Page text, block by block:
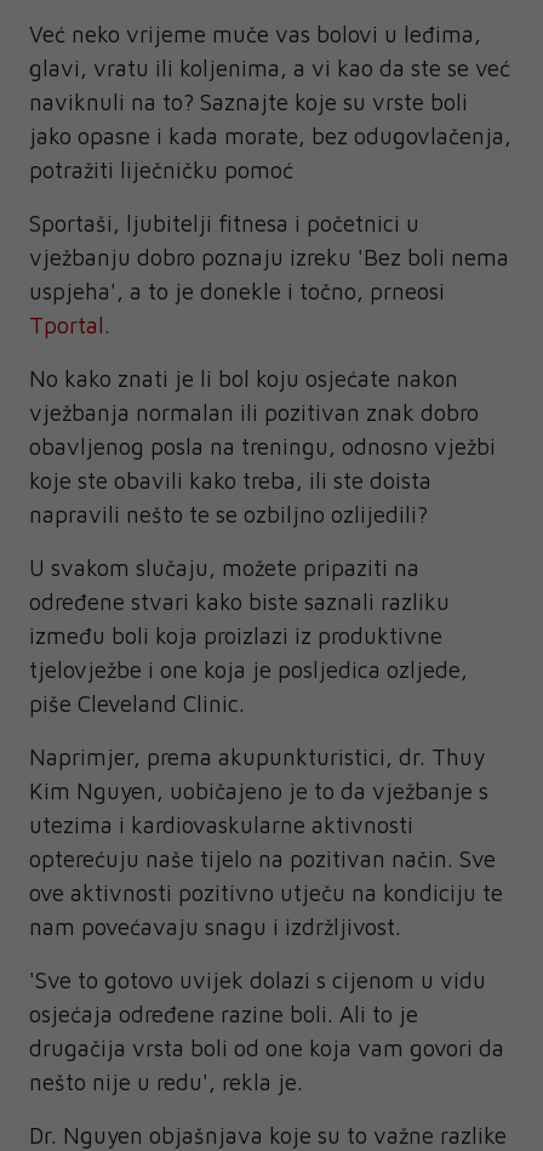
Već neko vrijeme muče vas bolovi u leđima,
glavi, vratu ili koljenima, a vi kao da ste se već
naviknuli na to? Saznajte koje su vrste boli
jako opasne i kada morate, bez odugovlačenja,
potražiti liječničku pomoć
Sportaši, ljubitelji fitnesa i početnici u
vježbanju dobro poznaju izreku 'Bez boli nema
uspjeha', a to je donekle i točno, prneosi
Tportal.
No kako znati je li bol koju osjećate nakon
vježbanja normalan ili pozitivan znak dobro
obavljenog posla na treningu, odnosno vježbi
koje ste obavili kako treba, ili ste doista
napravili nešto te se ozbiljno ozlijedili?
U svakom slučaju, možete pripaziti na
određene stvari kako biste saznali razliku
između boli koja proizlazi iz produktivne
tjelovježbe i one koja je posljedica ozljede,
piše Cleveland Clinic.
Naprimjer, prema akupunkturistici, dr. Thuy
Kim Nguyen, uobičajeno je to da vježbanje s
utezima i kardiovaskularne aktivnosti
opterećuju naše tijelo na pozitivan način. Sve
ove aktivnosti pozitivno utječu na kondiciju te
nam povećavaju snagu i izdržljivost.
'Sve to gotovo uvijek dolazi s cijenom u vidu
osjećaja određene razine boli. Ali to je
drugačija vrsta boli od one koja vam govori da
nešto nije u redu', rekla je.
Dr. Nguyen objašnjava koje su to važne razlike